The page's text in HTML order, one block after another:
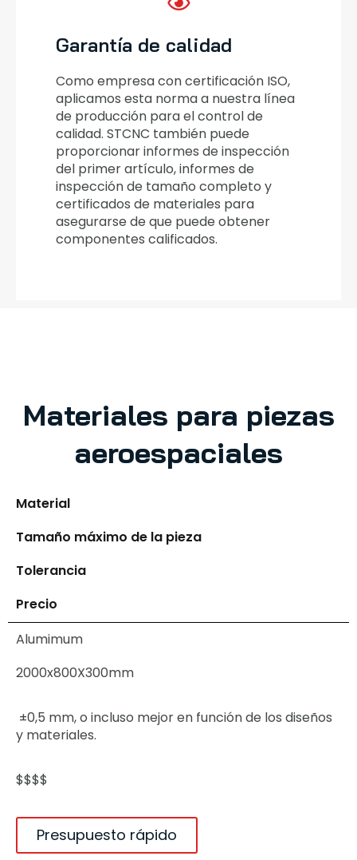
Garantía de calidad
Como empresa con certificación ISO,
aplicamos esta norma a nuestra línea
de producción para el control de
calidad. STCNC también puede
proporcionar informes de inspección
del primer artículo, informes de
inspección de tamaño completo y
certificados de materiales para
asegurarse de que puede obtener
componentes calificados.
Materiales para piezas
aeroespaciales
Material
Tamaño máximo de la pieza
Tolerancia
Precio
Alumimum
2000x800X300mm
±0,5 mm, o incluso mejor en función de los diseños
y materiales.
$$$$
Presupuesto rápido